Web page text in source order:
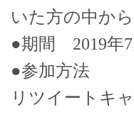
いた方の中か
●期間 2019年7
●参加方法
リツイートキ